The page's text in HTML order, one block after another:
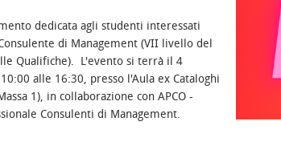
dedicata agli studenti interessati
di Management (VII livello del
Qualifiche). L'evento si terrà il 4
alle 16:30, presso l'Aula ex Cataloghi
1), in collaborazione con APCO -
Consulenti di Management.